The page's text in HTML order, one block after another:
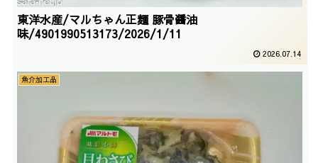
東洋水産/マルちゃん正麺 豚骨醤油
味/4901990513173/2026/1/11
2026.07.14
魚介加工品